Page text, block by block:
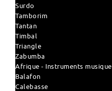
Surdo
Tamborim
Tantan
Timbal
Triangle
Zabumba
Afrique - Instruments musique
Balafon
Calebasse